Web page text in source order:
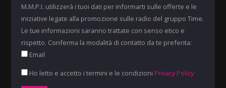
M.M.P.I. utilizzerà i tuoi dati per informarti sulle offerte e le
iniziative legate alla promozione sulle radio del gruppo Time.
Le tue informazioni saranno trattate con senso etico e
rispetto. Conferma la modalità di contatto da te preferita:
Email
Ho letto e accetto i termini e le condizioni Privacy Policy